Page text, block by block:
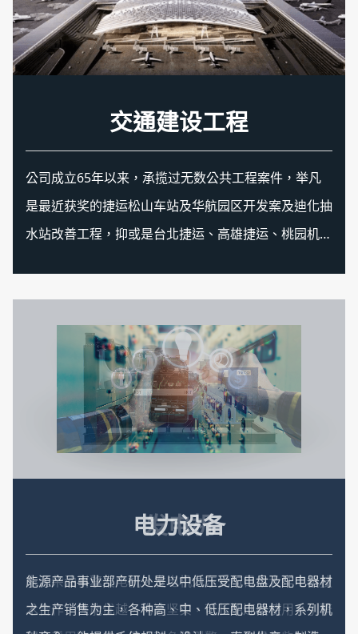
绿能工程
生技医院工程
交通建设工程
公司成立65年以来，承揽过无数公共工程案件，举凡
是最近获奖的捷运松山车站及华航园区开发案及迪化抽
水站改善工程，抑或是台北捷运、高雄捷运、桃园机场
机电工程
特殊工程
资通讯工程
低压开关
电力设备
发电机
东元柴油引擎发电机，发电机为东元与日本大洋电机技
术合作，性能优越，构造坚实，可长期连续使用，引擎
高压开关